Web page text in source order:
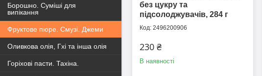
без цукру та
підсолоджувачів, 284 г
2496200906
230 ₴
В наявності
Борошно. Суміші для
випікання
Фруктове пюре. Смузі. Джеми
Оливкова олія, Гхі та інша олія
Горіхові пасти. Тахіна.